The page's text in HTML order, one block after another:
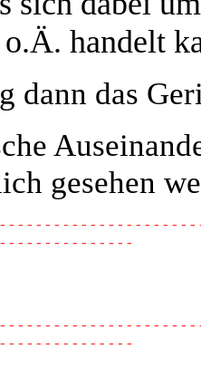
handelt
dann das
gesehen
- - - - - - - - - - - - - - - - - - - -
- - - - - - - - - - - - - -
- - - - - - - - - - - - - - - - - - - -
- - - - - - - - - - - - - -